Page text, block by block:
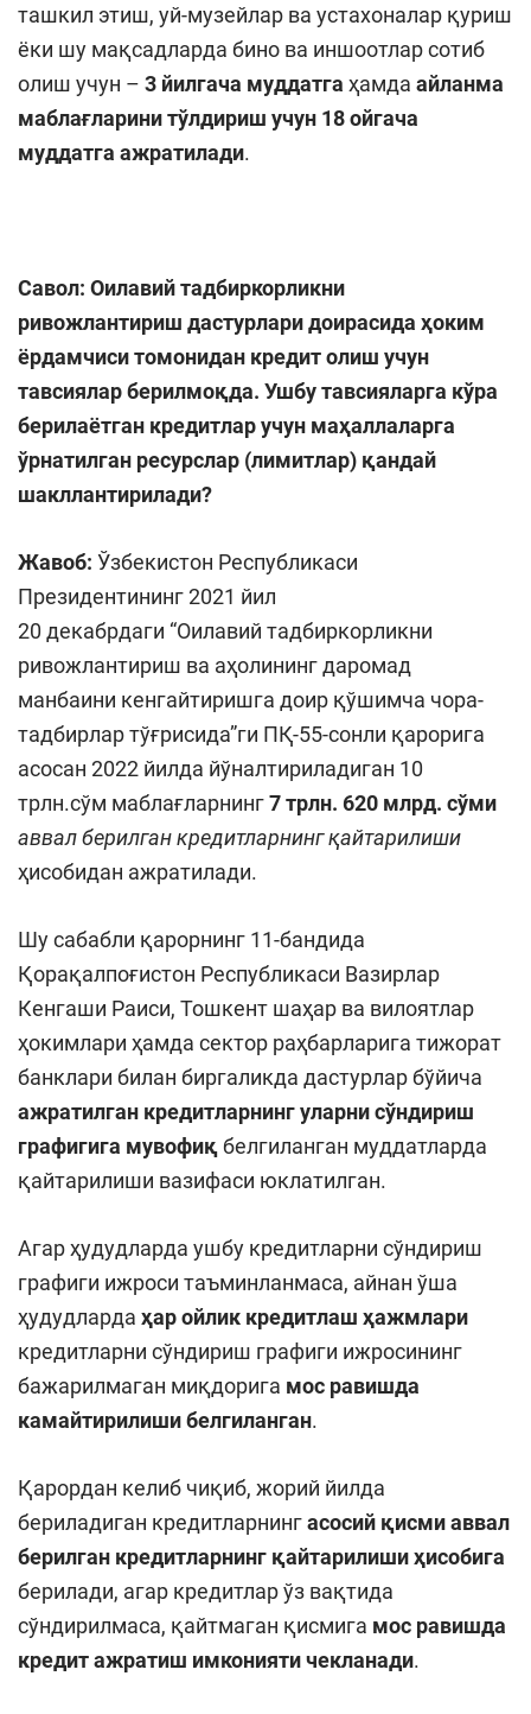
ташкил этиш, уй-музейлар ва устахоналар қуриш
ёки шу мақсадларда бино ва иншоотлар сотиб
олиш учун – 3 йилгача муддатга ҳамда айланма
маблағларини тўлдириш учун 18 ойгача
муддатга ажратилади.
Савол: Оилавий тадбиркорликни
ривожлантириш дастурлари доирасида ҳоким
ёрдамчиси томонидан кредит олиш учун
тавсиялар берилмоқда. Ушбу тавсияларга кўра
берилаётган кредитлар учун маҳаллаларга
ўрнатилган ресурслар (лимитлар) қандай
шакллантирилади?
Жавоб: Ўзбекистон Республикаси
Президентининг 2021 йил
20 декабрдаги “Оилавий тадбиркорликни
ривожлантириш ва аҳолининг даромад
манбаини кенгайтиришга доир қўшимча чора-
тадбирлар тўғрисида”ги ПҚ-55-сонли қарорига
асосан 2022 йилда йўналтириладиган 10
трлн.сўм маблағларнинг7 трлн. 620 млрд. сўми
аввал берилган кредитларнинг қайтарилиши
ҳисобидан ажратилади.
Шу сабабли қарорнинг 11-бандида
Қорақалпоғистон Республикаси Вазирлар
Кенгаши Раиси, Тошкент шаҳар ва вилоятлар
ҳокимлари ҳамда сектор раҳбарларига тижорат
банклари билан биргаликда дастурлар бўйича
ажратилган кредитларнинг уларни сўндириш
графигига мувофиқбелгиланган муддатларда
қайтарилиши вазифаси юклатилган.
Агар ҳудудларда ушбу кредитларни сўндириш
графиги ижроси таъминланмаса, айнан ўша
ҳудудларда ҳар ойлик кредитлаш ҳажмлари
кредитларни сўндириш графиги ижросининг
бажарилмаган миқдорига мос равишда
камайтирилиши белгиланган.
Қарордан келиб чиқиб, жорий йилда
бериладиган кредитларнингасосий қисми аввал
берилган кредитларнинг қайтарилиши ҳисобига
берилади, агар кредитлар ўз вақтида
сўндирилмаса, қайтмаган қисмига мос равишда
кредит ажратиш имконияти чекланади.